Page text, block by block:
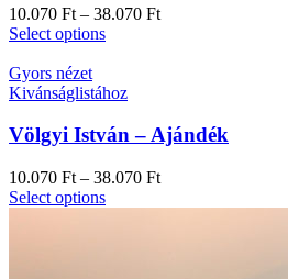
10.070 Ft – 38.070 Ft
Select options
Gyors nézet
Kivánságlistához
Völgyi István – Ajándék
10.070 Ft – 38.070 Ft
Select options